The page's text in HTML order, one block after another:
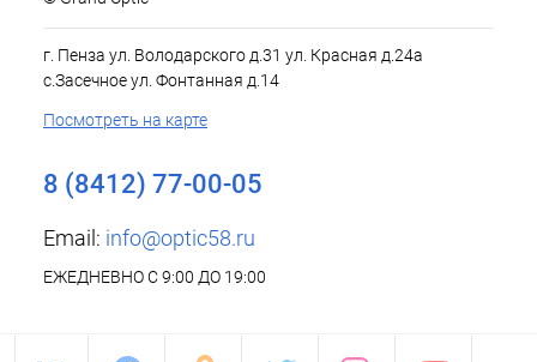
г. Пенза ул. Володарского д.31 ул. Красная д.24а
с.Засечное ул. Фонтанная д.14
Посмотреть на карте
8 (8412) 77-00-05
Email: info@optic58.ru
ЕЖЕДНЕВНО С 9:00 ДО 19:00